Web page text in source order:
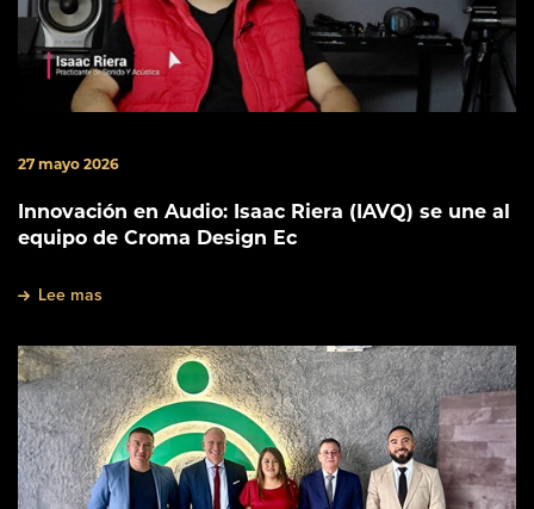
27 mayo 2026
Innovación en Audio: Isaac Riera (IAVQ) se une al
equipo de Croma Design Ec
Lee mas